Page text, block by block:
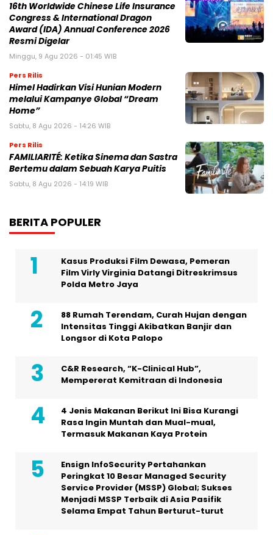
16th Worldwide Chinese Life Insurance
Congress & International Dragon
Award (IDA) Annual Conference 2026
Resmi Digelar
Minggu, 9 Agu 2026 - 01:45 WIB
Pers Rilis
Himel Hadirkan Visi Hunian Modern
melalui Kampanye Global “Dream
Home”
Sabtu, 8 Agu 2026 - 14:26 WIB
Pers Rilis
FAMILIARITÉ: Ketika Sinema dan Sastra
Bertemu dalam Sebuah Karya Puitis
Sabtu, 8 Agu 2026 - 14:19 WIB
BERITA POPULER
Kasus Produksi Film Dewasa, Pemeran
Film Virly Virginia Datangi Ditreskrimsus
Polda Metro Jaya
88 Rumah Terendam, Curah Hujan dengan
Intensitas Tinggi Akibatkan Banjir dan
Longsor di Kota Palopo
C&R Research, “K-Clinical Hub”,
Mempererat Kemitraan di Indonesia
4 Jenis Makanan Berikut Ini Bisa Kurangi
Rasa Ingin Muntah dan Mual-mual,
Termasuk Makanan Kaya Protein
Ensign InfoSecurity Pertahankan
Peringkat 10 Besar Managed Security
Service Provider (MSSP) Global; Sukses
Menjadi MSSP Terbaik di Asia Pasifik
Selama Empat Tahun Berturut-turut